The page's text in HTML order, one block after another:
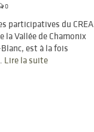
0
participatives du CREA
la Vallée de Chamonix
est à la fois
Lire la suite­­